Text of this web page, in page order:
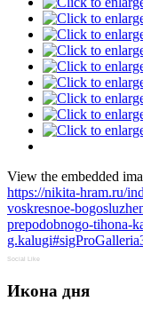
View the embedded
https://nikita-hram.ru/
voskresnoe-
prepodobnogo-tihona-
Social Like
Икона дня